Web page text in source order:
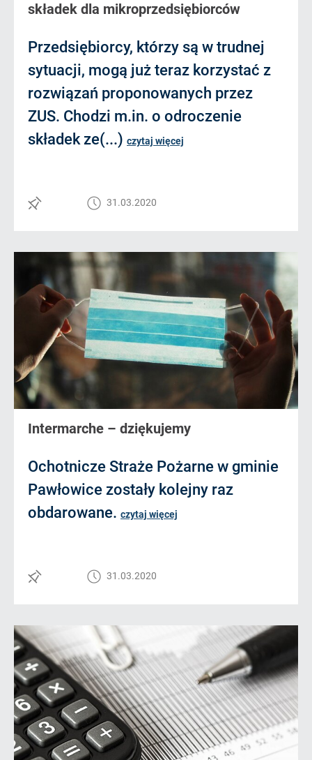
składek dla mikroprzedsiębiorców
Przedsiębiorcy, którzy są w trudnej
sytuacji, mogą już teraz korzystać z
rozwiązań proponowanych przez
ZUS. Chodzi m.in. o odroczenie
składek ze(...) czytaj więcej
31.03.2020
Intermarche – dziękujemy
Ochotnicze Straże Pożarne w gminie
Pawłowice zostały kolejny raz
obdarowane. czytaj więcej
31.03.2020